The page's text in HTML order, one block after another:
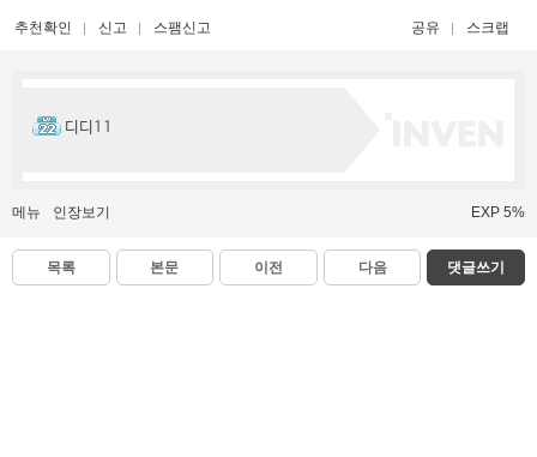
추천확인 신고 스팸신고 공유 스크랩
디디11
메뉴 인장보기 EXP 5%
목록 본문 이전 다음 댓글쓰기